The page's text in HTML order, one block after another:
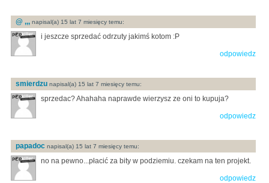
@ ,,, napisal(a) 15 lat 7 miesięcy temu:
i jeszcze sprzedać odrzuty jakimś kotom :P
odpowiedz
smierdzu napisal(a) 15 lat 7 miesięcy temu:
sprzedac? Ahahaha naprawde wierzysz ze oni to kupuja?
odpowiedz
papadoc napisal(a) 15 lat 7 miesięcy temu:
no na pewno...płacić za bity w podziemiu. czekam na ten projekt.
odpowiedz